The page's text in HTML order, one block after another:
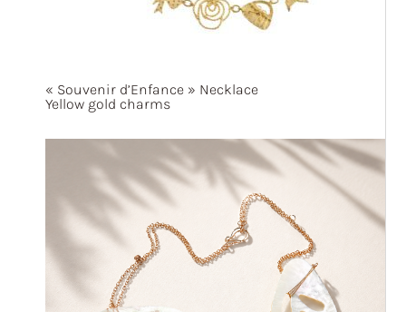
« Souvenir d’Enfance » Necklace
Yellow gold charms